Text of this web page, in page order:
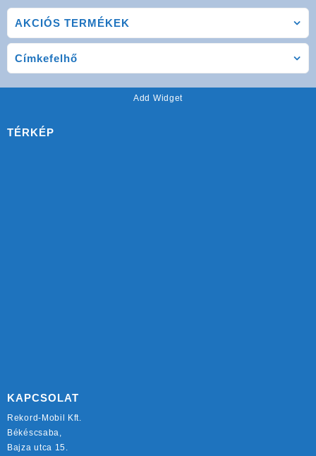
AKCIÓS TERMÉKEK
Címkefelhő
Add Widget
TÉRKÉP
KAPCSOLAT
Rekord-Mobil Kft.
Békéscsaba,
Bajza utca 15.